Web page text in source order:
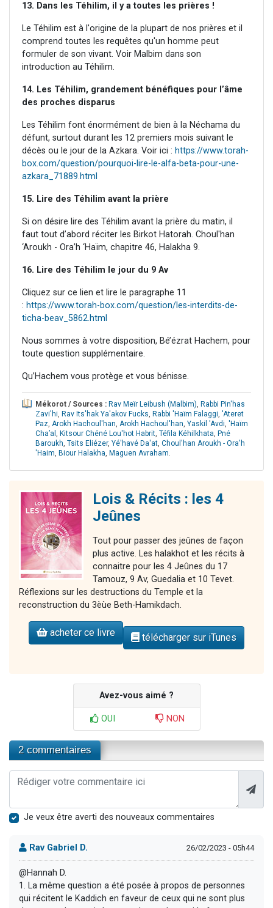
13. Dans les Téhilim, il y a toutes les prières !
Le Téhilim est à l'origine de la plupart de nos prières et il
comprend toutes les requêtes qu'un homme peut
formuler de son vivant. Voir Malbim dans son
introduction au Téhilim.
14. Les Téhilim, grandement bénéfiques pour l’âme
des proches disparus
Les Téhilim font énormément de bien à la Néchama du
défunt, surtout durant les 12 premiers mois suivant le
décès ou le jour de la Azkara. Voir ici : https://www.torah-
box.com/question/pourquoi-lire-le-alfa-beta-pour-une-
azkara_71889.html
15. Lire des Téhilim avant la prière
Si on désire lire des Téhilim avant la prière du matin, il
faut tout d’abord réciter les Birkot Hatorah. Choul'han
‘Aroukh - Ora’h ‘Haïm, chapitre 46, Halakha 9.
16. Lire des Téhilim le jour du 9 Av
Cliquez sur ce lien et lire le paragraphe 11
: https://www.torah-box.com/question/les-interdits-de-
ticha-beav_5862.html
Nous sommes à votre disposition, Bé’ézrat Hachem, pour
toute question supplémentaire.
Qu’Hachem vous protège et vous bénisse.
Mékorot / Sources : Rav Meïr Leibush (Malbim), Rabbi Pin'has
Zavi'hi, Rav Its'hak Ya'akov Fucks, Rabbi 'Haïm Falaggi, 'Ateret
Paz, Arokh Hachoul'han, Arokh Hachoul'han, Yaskil 'Avdi, 'Haïm
Cha’al , Kitsour Chéné Lou'hot Habrit, Téfila Kéhilkhata, Pné
Baroukh, Tsits Eliézer, Yé'havé Da'at, Choul'han Aroukh - Ora'h
'Haim, Biour Halakha, Maguen Avraham.
Lois & Récits : les 4
Jeûnes
Tout pour passer des jeûnes de façon
plus active. Les halakhot et les récits à
connaitre pour les 4 Jeûnes du 17
Tamouz, 9 Av, Guedalia et 10 Tevet.
Réflexions sur les destructions du Temple et la
reconstruction du 3èùe Beth-Hamikdach.
acheter ce livre télécharger sur iTunes
Avez-vous aimé ?
OUI NON
2 commentaires
Je veux être averti des nouveaux commentaires
Rav Gabriel D. 26/02/2023 - 05h44
@Hannah D.
1. La même question a été posée à propos de personnes
qui récitent le Kaddich en faveur de ceux qui ne sont plus